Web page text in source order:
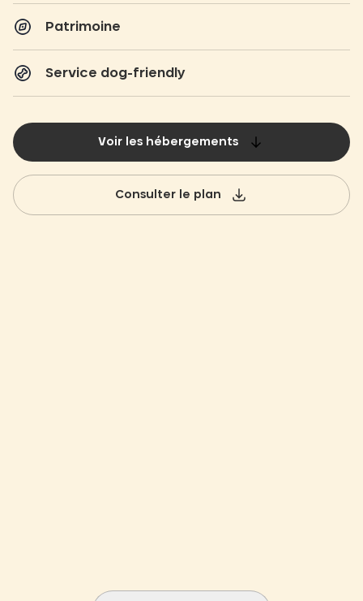
Patrimoine
Service dog-friendly
Voir les hébergements
Consulter le plan